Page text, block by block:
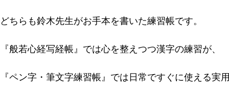
どちらも鈴木先生がお手本を書いた練習帳です。
『般若心経写経帳』では心を整えつつ漢字の練習が、
『ペン字・筆文字練習帳』では日常ですぐに使える実